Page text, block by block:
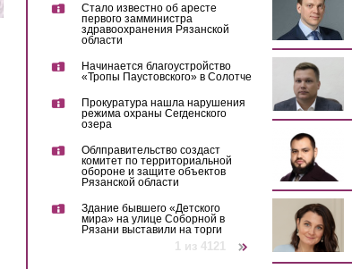
Стало известно об аресте
первого замминистра
здравоохранения Рязанской
области
Начинается благоустройство
«Тропы Паустовского» в Солотче
Прокуратура нашла нарушения
режима охраны Сегденского
озера
Облправительство создаст
комитет по территориальной
обороне и защите объектов
Рязанской области
Здание бывшего «Детского
мира» на улице Соборной в
Рязани выставили на торги
1 из 4121